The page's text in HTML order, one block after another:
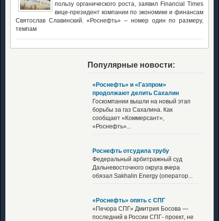
пользу органического роста, заявил Financial Times
вице-президент компании по экономике и финансам
Святослав Славинский. «Роснефть» – номер один по размеру,
темпам
Популярные новости:
«Роснефть» и «Газпром»
продолжают делить Сахалин
Госкомпании вышли на новый этап
борьбы за газ Сахалина. Как
сообщает «Коммерсант»,
«Роснефть»...
Роснефть отсудила трубу
Федеральный арбитражный суд
Дальневосточного округа вчера
обязал Sakhalin Energy (оператор...
«Роснефть» опять с СПГ
«Печора СПГ» Дмитрия Босова —
последний в России СПГ- проект, не